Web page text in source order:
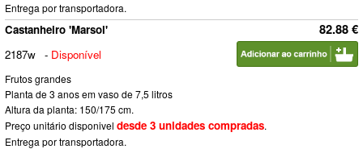
Entrega por transportadora.
82.88 €
Castanheiro 'Marsol'
2187w - Disponível
Frutos grandes
Planta de 3 anos em vaso de 7,5 litros
Altura da planta: 150/175 cm.
Preço unitário disponivel desde 3 unidades compradas.
Entrega por transportadora.